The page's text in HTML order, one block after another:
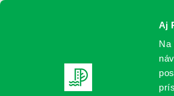
Aj
Na
REGISTRUJTE SA